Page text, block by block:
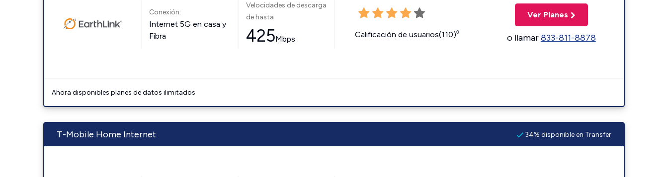
Conexión:
Internet 5G en casa y
Fibra
Velocidades de descarga
de hasta
425Mbps Calificación de usuarios(110)◊
Ver Planes
o llamar833-811-8878
Ahora disponibles planes de datos ilimitados
T-Mobile Home Internet 34% disponible en Transfer